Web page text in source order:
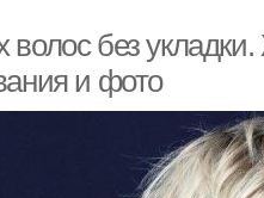
волос без
и фото